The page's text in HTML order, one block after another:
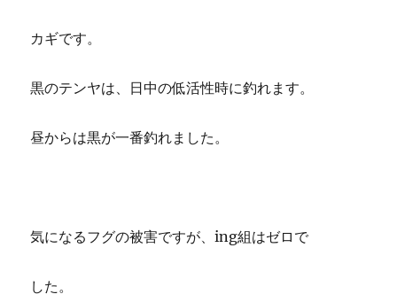
カギです。
黒のテンヤは、日中の低活性時に釣れます。
昼からは黒が一番釣れました。
気になるフグの被害ですが、ing組はゼロで
した。